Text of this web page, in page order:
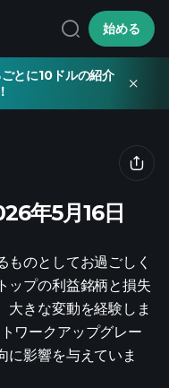
始める
とに10ドルの紹介
年5月16日
ものとしてお過ごしく
ップの利益銘柄と損失
大きな変動を経験しま
ワークアップグレー
に影響を与えていま